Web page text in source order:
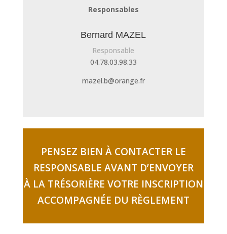
Responsables
Bernard MAZEL
Responsable
04.78.03.98.33
mazel.b@orange.fr
PENSEZ BIEN À CONTACTER LE
RESPONSABLE AVANT D’ENVOYER
À LA TRÉSORIÈRE VOTRE INSCRIPTION
ACCOMPAGNÉE DU RÈGLEMENT